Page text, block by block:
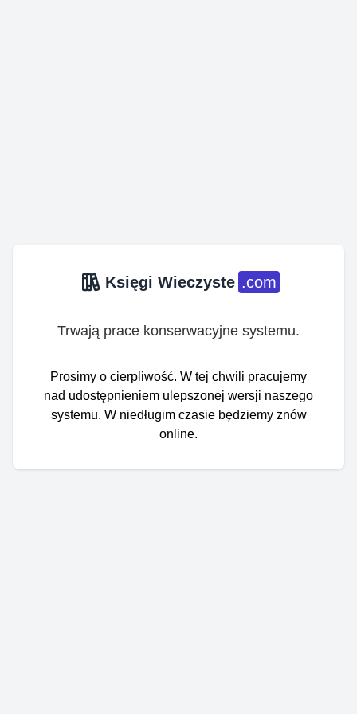
Księgi Wieczyste .com
Trwają prace konserwacyjne systemu.
Prosimy o cierpliwość. W tej chwili pracujemy
nad udostępnieniem ulepszonej wersji naszego
systemu. W niedługim czasie będziemy znów
online.